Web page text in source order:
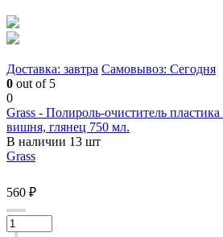
Доставка: завтра Самовывоз: Сегодня
0 out of 5
0
Grass - Полироль-очиститель
вишня, глянец 750 мл.
В наличии 13 шт
Grass
560 ₽